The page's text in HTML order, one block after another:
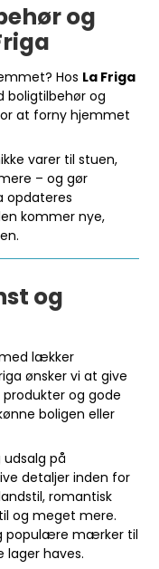
og
Hos La Friga
og
at forny hjemmet
varer til stuen,
– og gør
opdateres
kommer nye,
og
lækker
ønsker vi at give
og gode
boligen eller
på
detaljer inden for
romantisk
og meget mere.
populære mærker til
haves.